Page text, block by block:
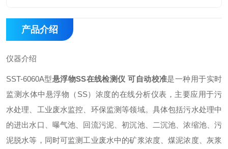
产品介绍
仪器介绍
SST-6060A型悬浮物SS在线检测仪 可自动校准是一种用于实时
监测水体中悬浮物（SS）浓度的在线分析仪表，主要应用于污
水处理、工业废水监控、环保监测等领域。具体包括污水处理中
的进出水口、曝气池、回流污泥、初沉池、二沉池、浓缩池、污
泥脱水等，同时可监测工业废水中的矿浆浓度、煤泥浓度、灰浆